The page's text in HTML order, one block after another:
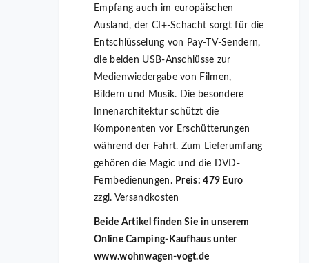
Empfang auch im europäischen
Ausland, der CI+-Schacht sorgt für die
Entschlüsselung von Pay-TV-Sendern,
die beiden USB-Anschlüsse zur
Medienwiedergabe von Filmen,
Bildern und Musik. Die besondere
Innenarchitektur schützt die
Komponenten vor Erschütterungen
während der Fahrt. Zum Lieferumfang
gehören die Magic und die DVD-
Fernbedienungen. Preis: 479 Euro
zzgl. Versandkosten
Beide Artikel finden Sie in unserem
Online Camping-Kaufhaus unter
www.wohnwagen-vogt.de